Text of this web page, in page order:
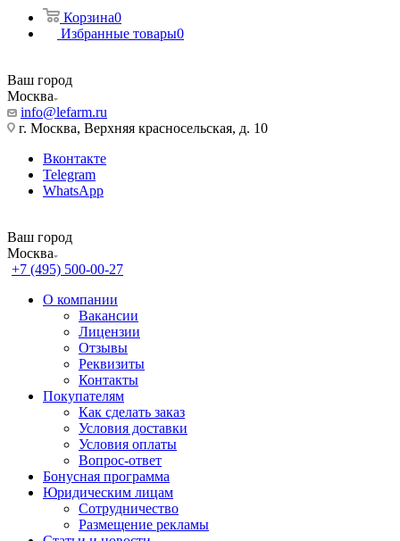
Корзина0
Избранные товары0
Ваш город
Москва
info@lefarm.ru
г. Москва, Верхняя красносельская, д. 10
Вконтакте
Telegram
WhatsApp
Ваш город
Москва
+7 (495) 500-00-27
О компании
Вакансии
Лицензии
Отзывы
Реквизиты
Контакты
Покупателям
Как сделать заказ
Условия доставки
Условия оплаты
Вопрос-ответ
Бонусная программа
Юридическим лицам
Сотрудничество
Размещение рекламы